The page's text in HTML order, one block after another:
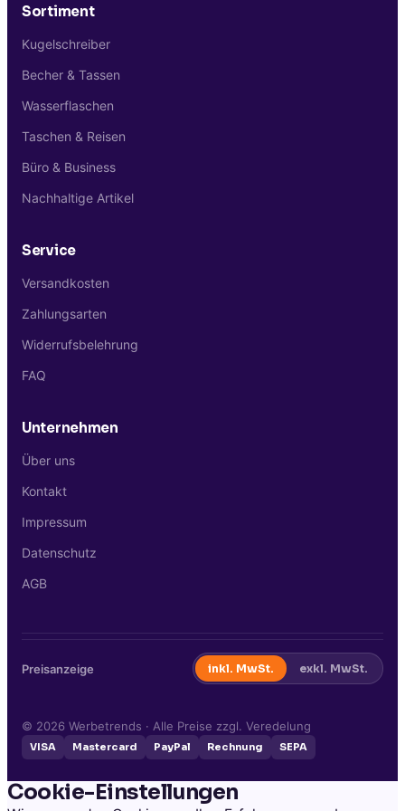
Sortiment
Kugelschreiber
Becher & Tassen
Wasserflaschen
Taschen & Reisen
Büro & Business
Nachhaltige Artikel
Service
Versandkosten
Zahlungsarten
Widerrufsbelehrung
FAQ
Unternehmen
Über uns
Kontakt
Impressum
Datenschutz
AGB
Preisanzeige inkl. MwSt. exkl. MwSt.
© 2026 Werbetrends · Alle Preise zzgl. Veredelung
VISA Mastercard PayPal Rechnung SEPA
Cookie-Einstellungen